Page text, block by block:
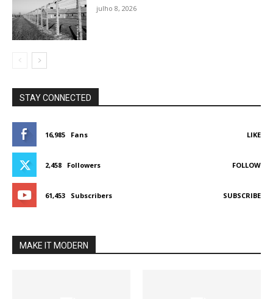
julho 8, 2026
STAY CONNECTED
16,985 Fans LIKE
2,458 Followers FOLLOW
61,453 Subscribers SUBSCRIBE
MAKE IT MODERN